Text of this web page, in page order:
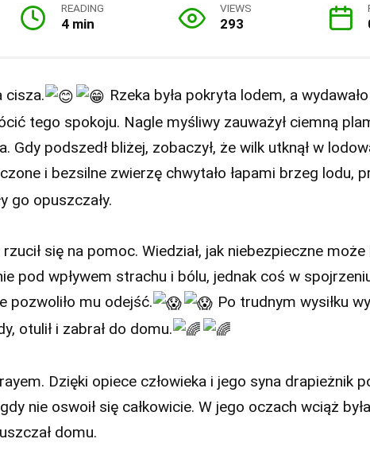
READING
4 min
VIEWS
293
cisza.
Rzeka była pokryta lodem, a
tego spokoju. Nagle myśliwy zauważył ciemną
Gdy podszedł bliżej, zobaczył, że wilk utknął w
i bezsilne zwierzę chwytało łapami brzeg lodu,
go opuszczały.
się na pomoc. Wiedział, jak niebezpieczne
pod wpływem strachu i bólu, jednak coś w
pozwoliło mu odejść.
Po trudnym wysiłku
otulił i zabrał do domu.
Dzięki opiece człowieka i jego syna drapieżnik
nie oswoił się całkowicie. W jego oczach wciąż
domu.